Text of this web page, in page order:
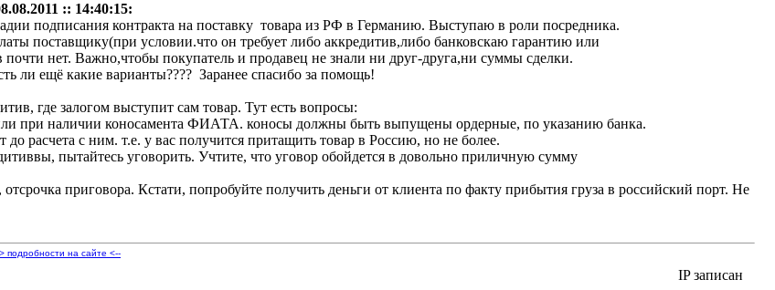
:: 14:40:15:
подписания контракта на поставку товара из РФ в Германию. Выступаю в роли посредника.
поставщику(при условии.что он требует либо аккредитив,либо банковскаю гарантию или
нет. Важно,чтобы покупатель и продавец не знали ни друг-друга,ни суммы сделки.
ли ещё какие варианты???? Заранее спасибо за помощь!
где залогом выступит сам товар. Тут есть вопросы:
или при наличии коносамента ФИАТА. коносы должны быть выпущены ордерные, по указанию банка.
расчета с ним. т.е. у вас получится притащить товар в Россию, но не более.
пытайтесь уговорить. Учтите, что уговор обойдется в довольно приличную сумму
приговора. Кстати, попробуйте получить деньги от клиента по факту прибытия груза в российский порт. Не
подробности на сайте <--
IP записан